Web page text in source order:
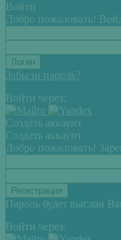
Войти
Добро пожаловать!
Забыли пароль?
Войти через:
Создать аккаунт
Создать аккаунт
Добро пожаловать!
Пароль будет выслан
Войти через: